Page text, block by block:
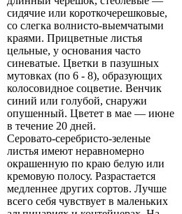
сидячие или короткочерешковые,
со слегка волнисто-выемчатыми
краями. Прицветные листья
цельные, у основания часто
синеватые. Цветки в пазушных
мутовках (по 6 - 8), образующих
колосовидное соцветие. Венчик
синий или голубой, снаружи
опушенный. Цветет в мае — июне
в течение 20 дней.
Серовато-серебристо-зеленые
листья имеют неравномерно
окрашенную по краю белую или
кремовую полосу. Разрастается
медленнее других сортов. Лучше
всего себя чувствует в маленьких